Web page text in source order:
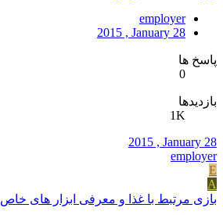
employer
2015 , January 28
پاسخ ها
0
بازدیدها
1K
2015 , January 28
employer
E
A
بازی مرتبط با غذا و معرفی ابزار های خاص